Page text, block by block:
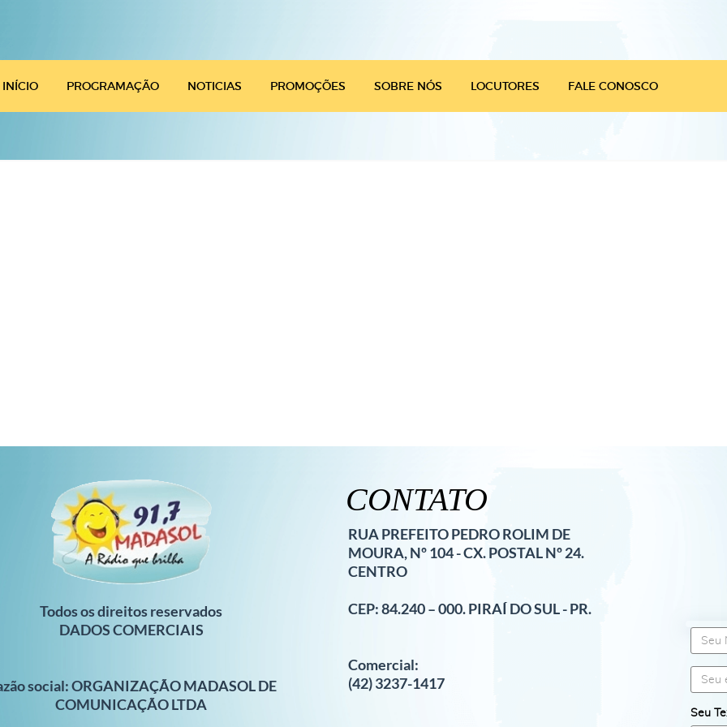
INÍCIO PROGRAMAÇÃO NOTICIAS PROMOÇÕES SOBRE NÓS LOCUTORES FALE CONOSCO
Todos os direitos reservados
DADOS COMERCIAIS
social: ORGANIZAÇÃO MADASOL DE
COMUNICAÇÃO LTDA
CONTATO
RUA PREFEITO PEDRO ROLIM DE
MOURA, Nº 104 - CX. POSTAL Nº 24.
CENTRO
CEP: 84.240 – 000. PIRAÍ DO SUL - PR.
Comercial:
(42) 3237-1417
FName
E-mail
Seu